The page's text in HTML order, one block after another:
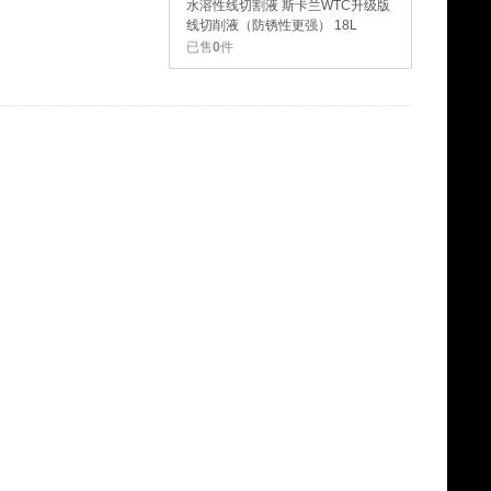
水溶性线切割液 斯卡兰WTC升级版
线切削液（防锈性更强） 18L
已售0件